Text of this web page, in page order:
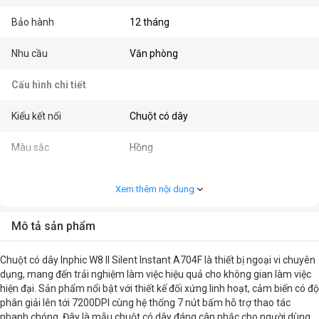
Bảo hành 12 tháng
Nhu cầu Văn phòng
Cấu hình chi tiết
Kiểu kết nối Chuột có dây
Màu sắc Hồng
Độ phân giải (CPI/DPI) 7200DPI
Số nút bấm 7
Kích thước 12.2 x 7.2 x 4.2 cm
Xem thêm nội dung
Mô tả sản phẩm
Chuột có dây Inphic W8 II Silent Instant A704F là thiết bị ngoại vi chuyên
dụng, mang đến trải nghiệm làm việc hiệu quả cho không gian làm việc
hiện đại. Sản phẩm nổi bật với thiết kế đối xứng linh hoạt, cảm biến có độ
phân giải lên tới 7200DPI cùng hệ thống 7 nút bấm hỗ trợ thao tác